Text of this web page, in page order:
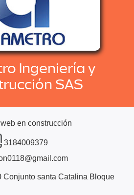
Ingeniería y
SAS
en construcción
3184009379
Conjunto santa Catalina Bloque